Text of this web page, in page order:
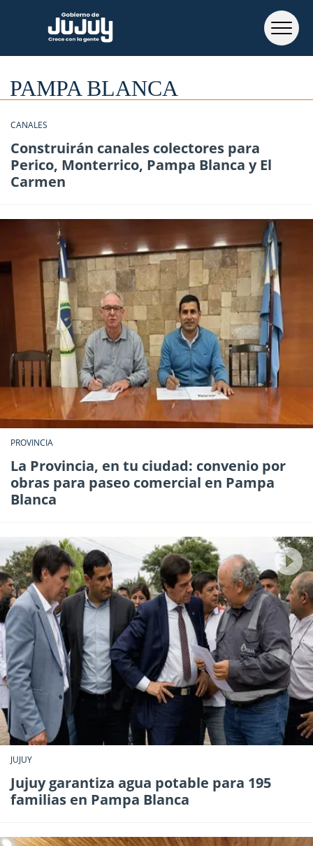
PAMPA BLANCA
CANALES
Construirán canales colectores para
Perico, Monterrico, Pampa Blanca y El
Carmen
PROVINCIA
La Provincia, en tu ciudad: convenio por
obras para paseo comercial en Pampa
Blanca
JUJUY
Jujuy garantiza agua potable para 195
familias en Pampa Blanca